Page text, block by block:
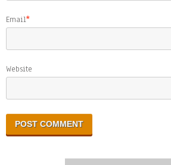
Email*
Website